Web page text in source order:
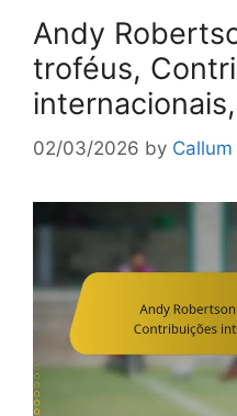
Andy
troféus,
02/03/2026 by